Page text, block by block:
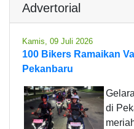
Advertorial
Kamis, 09 Juli 2026
100 Bikers Ramaikan
Pekanbaru
di